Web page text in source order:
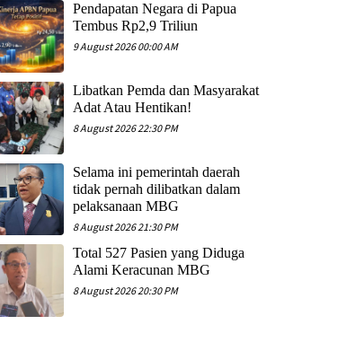
Pendapatan Negara di Papua
Tembus Rp2,9 Triliun
9 August 2026 00:00 AM
Libatkan Pemda dan Masyarakat
Adat Atau Hentikan!
8 August 2026 22:30 PM
Selama ini pemerintah daerah
tidak pernah dilibatkan dalam
pelaksanaan MBG
8 August 2026 21:30 PM
Total 527 Pasien yang Diduga
Alami Keracunan MBG
8 August 2026 20:30 PM